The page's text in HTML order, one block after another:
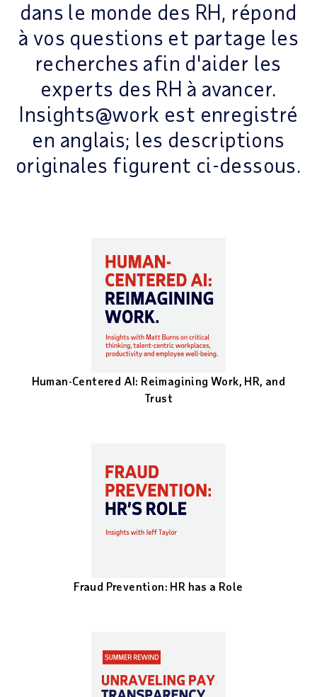
dans le monde des RH, répond
à vos questions et partage les
recherches afin d'aider les
experts des RH à avancer.
Insights@work est enregistré
en anglais; les descriptions
originales figurent ci-dessous.
Human-Centered AI: Reimagining Work, HR, and
Trust
Fraud Prevention: HR has a Role